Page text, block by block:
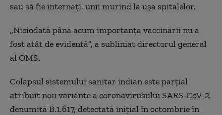
sau să fie internaţi, unii murind la uşa spitalelor.
„Niciodată până acum importanţa vaccinării nu a
fost atât de evidentă”, a subliniat directorul general
al OMS.
Colapsul sistemului sanitar indian este parţial
atribuit noii variante a coronavirusului SARS-CoV-2,
denumită B.1.617, detectată iniţial în octombrie în